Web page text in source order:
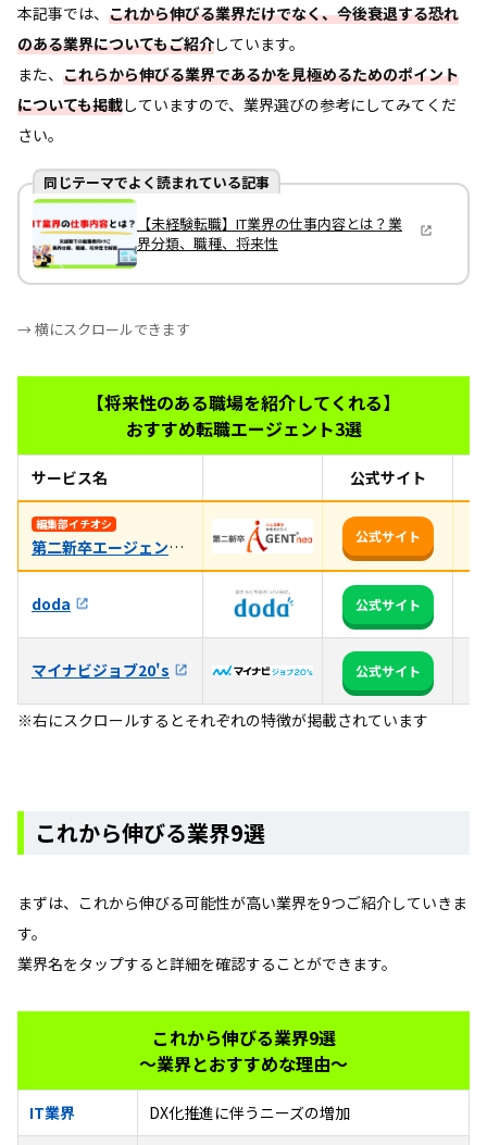
本記事では、 これから伸びる業界だけでなく、今後衰退する恐れ
のある業界についてもご紹介しています。
また、 これらから伸びる業界であるかを見極めるためのポイント
についても掲載していますので、業界選びの参考にしてみてくだ
さい。
同じテーマでよく読まれている記事
【未経験転職】IT業界の仕事内容とは？業
界分類、職種、将来性
→ 横にスクロールできます
【将来性のある職場を紹介してくれる】
おすすめ転職エージェント3選
サービス名 公式サイト
編集部イチオシ
第二新卒エージェントneo
公式サイト
doda 公式サイト
マイナビジョブ20's 公式サイト
※右にスクロールするとそれぞれの特徴が掲載されています
これから伸びる業界9選
まずは、これから伸びる可能性が高い業界を9つご紹介していきま
す。
業界名をタップすると詳細を確認することができます。
これから伸びる業界9選
～業界とおすすめな理由～
IT業界 DX化推進に伴うニーズの増加